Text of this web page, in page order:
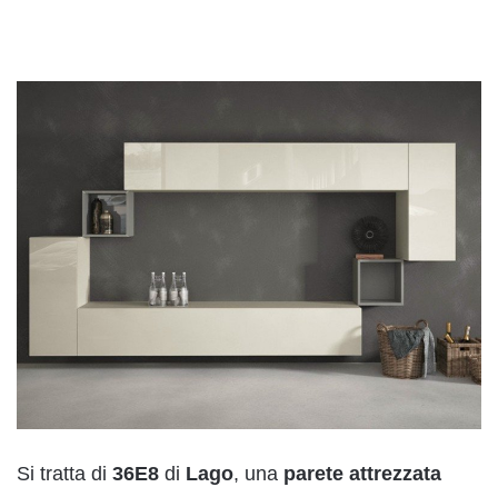
Si tratta di 36E8 di Lago, una parete attrezzata